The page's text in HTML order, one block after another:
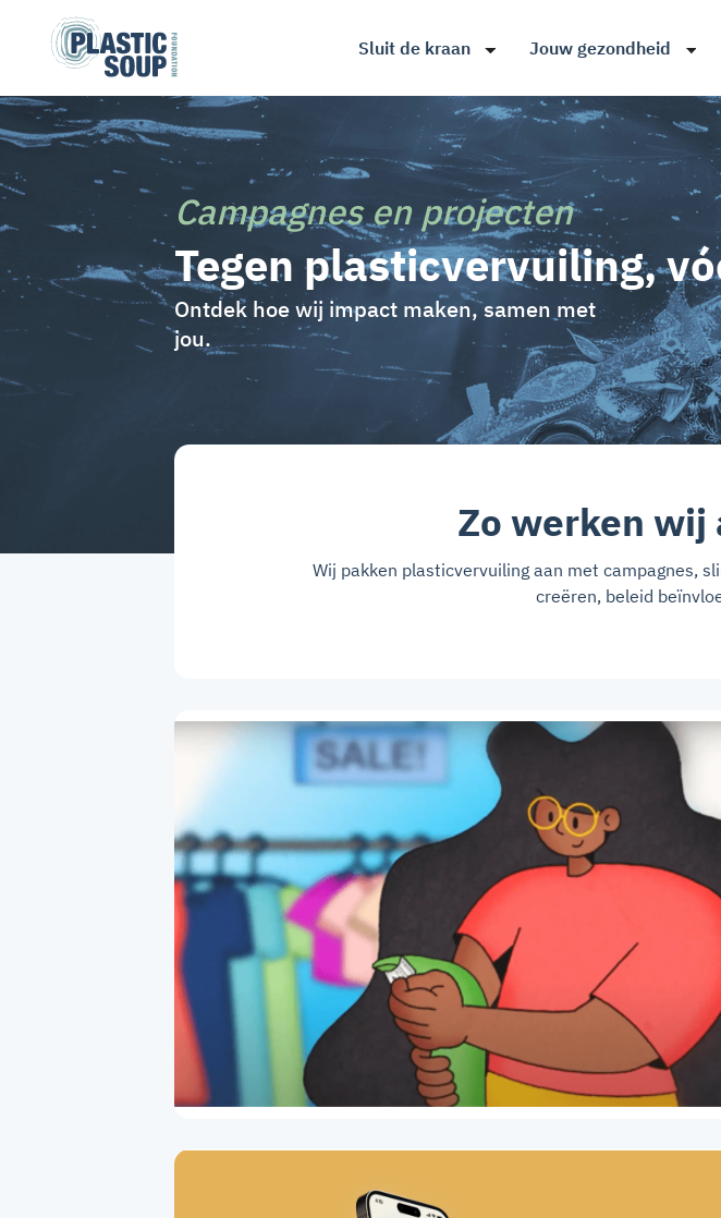
Sluit de kraan Jouw gezondheid
Campagnes en projecten
Tegen plasticvervuiling,
Ontdek hoe wij impact maken, samen met
jou.
Zo werken wij
Wij pakken plasticvervuiling aan met campagnes,
creëren, beleid